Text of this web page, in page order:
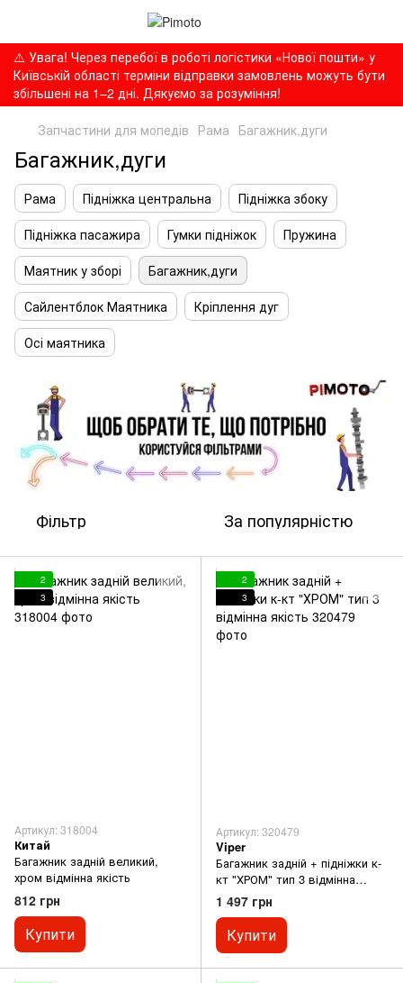
⚠️ Увага! Через перебої в роботі логістики «Нової пошти» у
Київській області терміни відправки замовлень можуть бути
збільшені на 1–2 дні. Дякуємо за розуміння!
Запчастини для мопедів Рама Багажник,дуги
Багажник,дуги
Рама Підніжка центральна
Підніжка збоку
Підніжка пасажира
Гумки підніжок
Пружина
Маятник у зборі
Багажник,дуги
Сайлентблок Маятника
Кріплення дуг
Осі маятника
Фільтр За популярністю
2
3
Артикул: 318004
Китай
Багажник задній великий,
хром відмінна якість
812 грн
Купити
2
3
Артикул: 320479
Viper
Багажник задній + підніжки к-
кт "ХРОМ" тип 3 відмінна
якість
1 497 грн
Купити